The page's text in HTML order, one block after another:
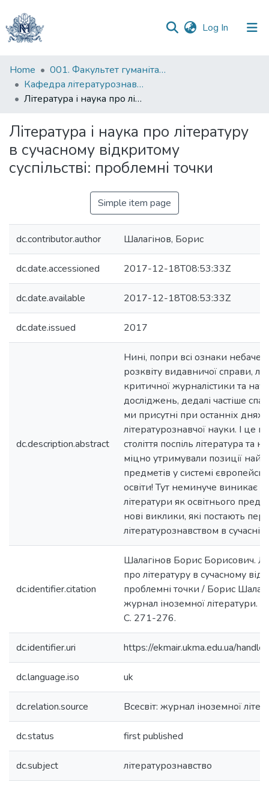
Log In (current)
Communities
&
Collections
Statistics
Home
001. Факультет гуманітарних наук
Кафедра літературознавства імені Володимира Моренця
Література і наука про літературу в сучасному відкритому суспільстві: проблемні точки
Література і наука про літературу
в сучасному відкритому
суспільстві: проблемні точки
Simple item page
dc.contributor.author Шалагінов, Борис
dc.date.accessioned 2017-12-18T08:53:33Z
dc.date.available 2017-12-18T08:53:33Z
dc.date.issued 2017
dc.description.abstract
Нині, попри всі ознаки
розквіту видавничої справи,
критичної журналістики та
досліджень, дедалі частіше
ми присутні при останніх днях
літературознавчої науки. І це
століття поспіль література та
міцно утримували позиції
предметів у системі
освіти! Тут неминуче виникає
літератури як освітнього
нові виклики, які постають
літературознавством в сучасній
dc.identifier.citation
Шалагінов Борис Борисович.
про літературу в сучасному
проблемні точки / Борис
журнал іноземної
С. 271-276.
dc.identifier.uri https://ekmair.ukma.edu.ua/
dc.language.iso uk
dc.relation.source Всесвіт: журнал іноземної
dc.status first published
dc.subject літературознавство